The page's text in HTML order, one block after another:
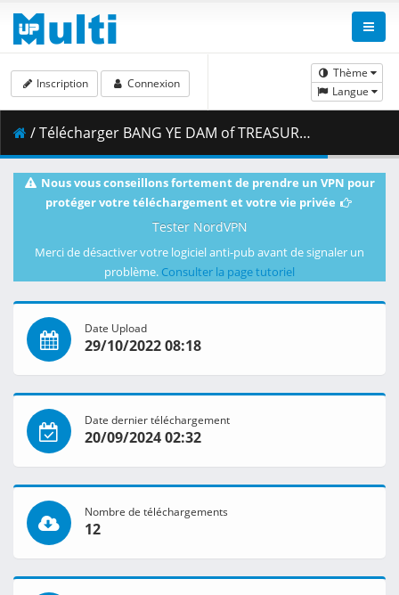
Thème
Langue
Inscription Connexion
/ Télécharger BANG YE DAM of TREASURE - 왜요 WAYO.mp4 ( 110.22 MB )
Nous vous conseillons fortement de prendre un VPN pour
protéger votre téléchargement et votre vie privée
Tester NordVPN
Merci de désactiver votre logiciel anti-pub avant de signaler un
problème. Consulter la page tutoriel
Date Upload
29/10/2022 08:18
Date dernier téléchargement
20/09/2024 02:32
Nombre de téléchargements
12